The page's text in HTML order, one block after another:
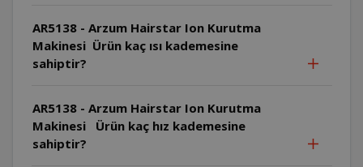
AR5138 - Arzum Hairstar Ion Kurutma
Makinesi Ürün kaç ısı kademesine
sahiptir?
AR5138 - Arzum Hairstar Ion Kurutma
Makinesi Ürün kaç hız kademesine
sahiptir?